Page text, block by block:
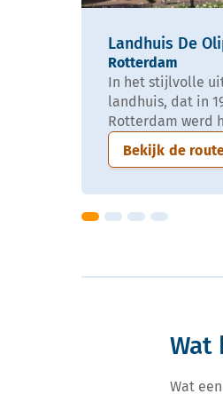
Landhuis De
Rotterdam
In het stijlvolle
landhuis, dat in
Rotterdam werd
Bekijk de
Wat
Wat